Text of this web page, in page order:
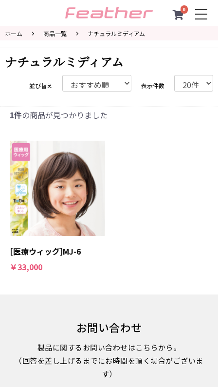
0
ホーム 商品一覧 ナチュラルミディアム
ナチュラルミディアム
並び替え 表示件数
1件の商品が見つかりました
[医療ウィッグ]MJ-6
￥33,000
お問い合わせ
製品に関するお問い合わせはこちらから。
（回答を差し上げるまでにお時間を頂く場合がございま
す）